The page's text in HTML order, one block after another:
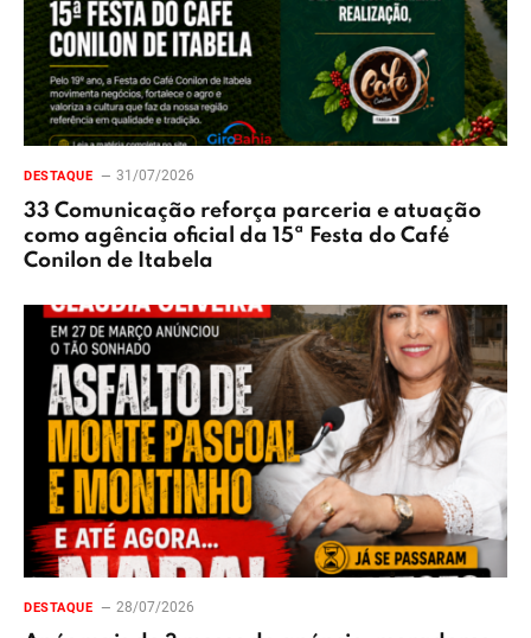
DESTAQUE 31/07/2026
33 Comunicação reforça parceria e atuação
como agência oficial da 15ª Festa do Café
Conilon de Itabela
DESTAQUE 28/07/2026